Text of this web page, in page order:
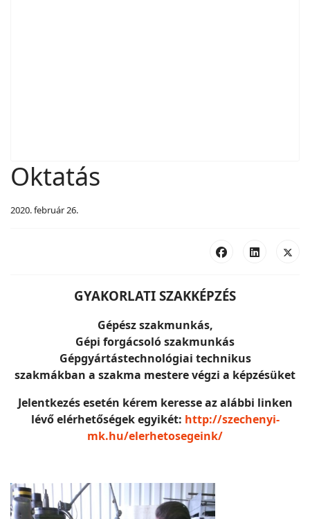
Oktatás
2020. február 26.
GYAKORLATI SZAKKÉPZÉS
Gépész szakmunkás,
Gépi forgácsoló szakmunkás
Gépgyártástechnológiai technikus
szakmákban a szakma mestere végzi a képzésüket
Jelentkezés esetén kérem keresse az alábbi linken
lévő elérhetőségek egyikét: http://szechenyi-
mk.hu/elerhetosegeink/